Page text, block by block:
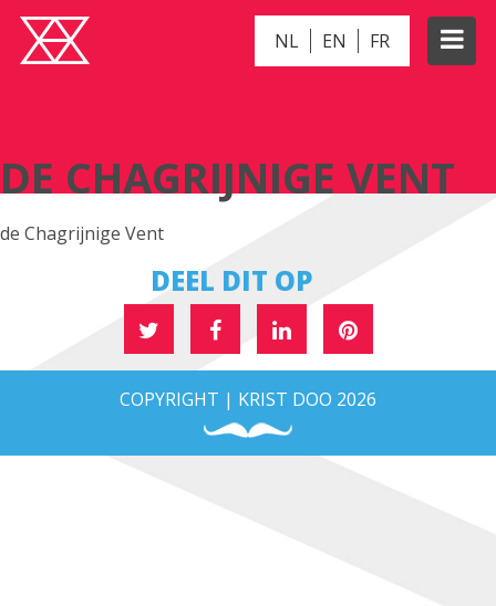
NL EN FR
DE CHAGRIJNIGE VENT
de Chagrijnige Vent
DEEL DIT OP
COPYRIGHT | KRIST DOO 2026